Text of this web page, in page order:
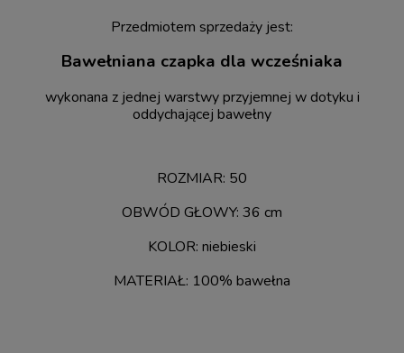
Przedmiotem sprzedaży jest:
Bawełniana czapka dla wcześniaka
wykonana z jednej warstwy przyjemnej w dotyku i
oddychającej bawełny
ROZMIAR: 50
OBWÓD GŁOWY: 36 cm
KOLOR: niebieski
MATERIAŁ: 100% bawełna